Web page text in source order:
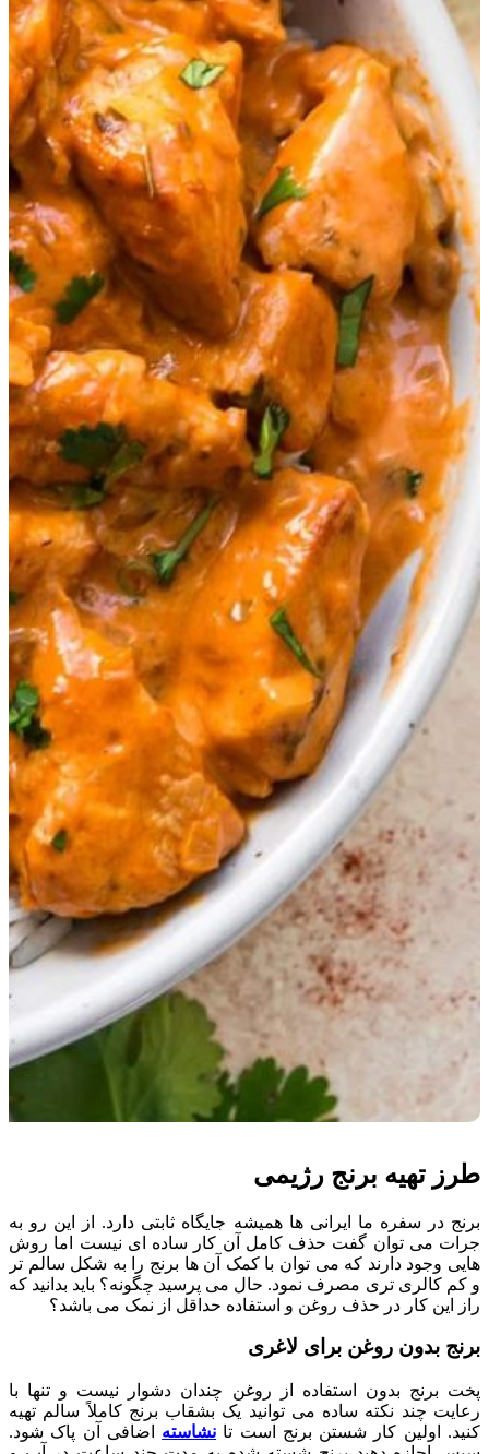
طرز تهیه برنج رژیمی
برنج در سفره ما ایرانی ها همیشه جایگاه ثابتی دارد. از این رو به
جرات می توان گفت حذف کامل آن کار ساده ای نیست اما روش
هایی وجود دارند که می توان با کمک آن ها برنج را به شکل سالم تر
و کم کالری تری مصرف نمود. حال می پرسید چگونه؟ باید بدانید که
راز این کار در حذف روغن و استفاده حداقل از نمک می باشد؟
برنج بدون روغن برای لاغری
پخت برنج بدون استفاده از روغن چندان دشوار نیست و تنها با
رعایت چند نکته ساده می توانید یک بشقاب برنج کاملاً سالم تهیه
کنید. اولین کار شستن برنج است تا نشاسته اضافی آن پاک شود.